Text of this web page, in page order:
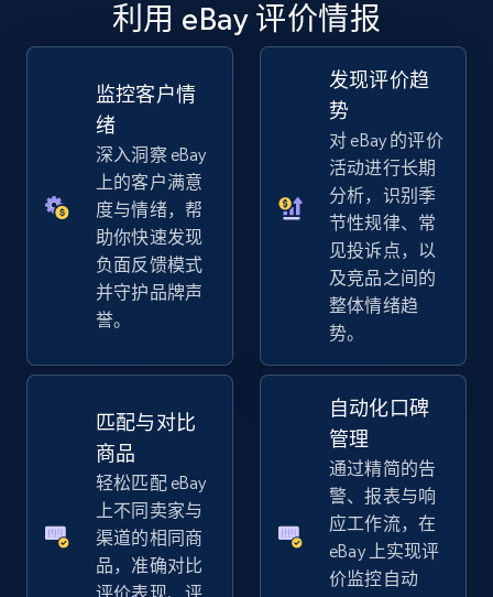
TikTok Shop - discover records by shop url
URL, Title, Available, Description, Currency, Initial
price, Final price, Discount percent, and more.
5.4K+ 668+ 立即开始
Amazon sellers info
Seller id, URL, Seller name, Description, Detailed
info, Stars, Feedbacks, Return policy, and more.
2.5K+ 378+ 立即开始
eBay
URL, Product id, Title, Seller name, Seller rating,
利用 eBay 评价情报
监控客户情
绪
深入洞察 eBay
上的客户满意
度与情绪，帮
助你快速发现
负面反馈模式
并守护品牌声
誉。
发现评价趋
势
对 eBay 的评价
活动进行长期
分析，识别季
节性规律、常
见投诉点，以
及竞品之间的
整体情绪趋
势。
匹配与对比
商品
轻松匹配 eBay
上不同卖家与
渠道的相同商
品，准确对比
评价表现、评
自动化口碑
管理
通过精简的告
警、报表与响
应工作流，在
eBay 上实现评
价监控自动